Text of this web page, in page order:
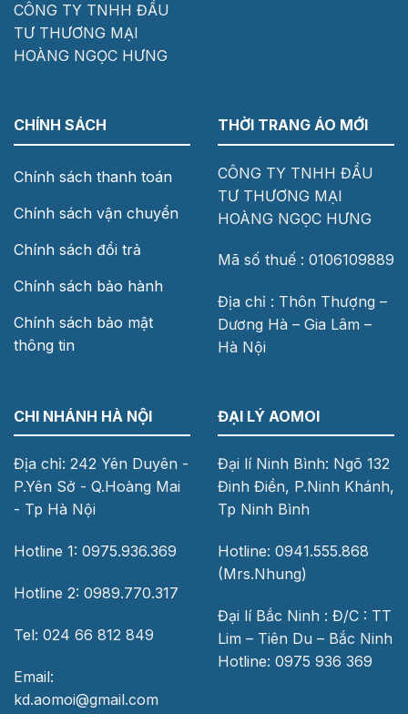
CÔNG TY TNHH ĐẦU
TƯ THƯƠNG MẠI
HOÀNG NGỌC HƯNG
CHÍNH SÁCH
Chính sách thanh toán
Chính sách vận chuyển
Chính sách đổi trả
Chính sách bảo hành
Chính sách bảo mật
thông tin
THỜI TRANG ÁO MỚI
CÔNG TY TNHH ĐẦU
TƯ THƯƠNG MẠI
HOÀNG NGỌC HƯNG
Mã số thuế : 0106109889
Địa chỉ : Thôn Thượng –
Dương Hà – Gia Lâm –
Hà Nội
CHI NHÁNH HÀ NỘI
Địa chỉ: 242 Yên Duyên -
P.Yên Sở - Q.Hoàng Mai
- Tp Hà Nội
Hotline 1: 0975.936.369
Hotline 2: 0989.770.317
Tel: 024 66 812 849
Email:
kd.aomoi@gmail.com
ĐẠI LÝ AOMOI
Đại lí Ninh Bình: Ngõ 132
Đinh Điền, P.Ninh Khánh,
Tp Ninh Bình
Hotline: 0941.555.868
(Mrs.Nhung)
Đại lí Bắc Ninh : Đ/C : TT
Lim – Tiên Du – Bắc Ninh
Hotline: 0975 936 369